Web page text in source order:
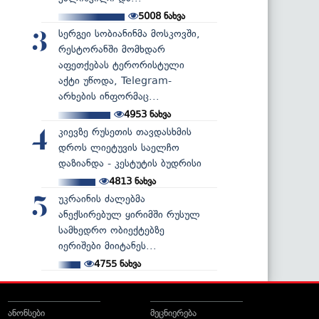
5008 ნახვა
3
სერგეი სობიანინმა მოსკოვში,
რესტორანში მომხდარ
აფეთქებას ტერორისტული
აქტი უწოდა, Telegram-
არხების ინფორმაც...
4953ნახვა
4
კიევზე რუსეთის თავდასხმის
დროს ლიეტუვის საელჩო
დაზიანდა - კესტუტის ბუდრისი
4813ნახვა
5
უკრაინის ძალებმა
ანექსირებულ ყირიმში რუსულ
სამხედრო ობიექტებზე
იერიშები მიიტანეს...
4755 ნახვა
ანონსები მეცნიერება